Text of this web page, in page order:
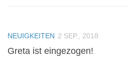
Gnadenhof-Maskottchen bestellen
Kontakt/Öffnungszeiten
NEUIGKEITEN 2 SEP., 2018
Greta ist eingezogen!